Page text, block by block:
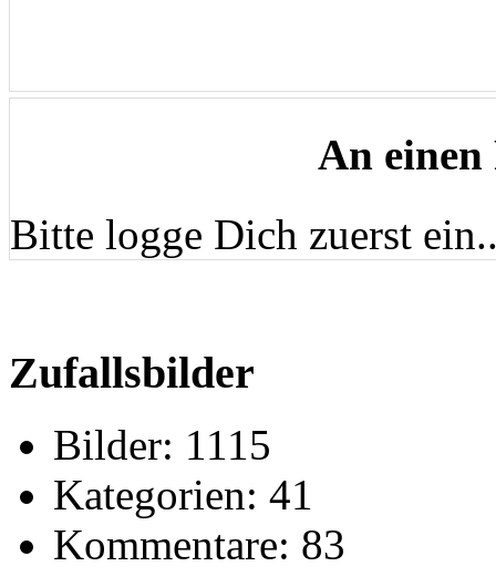
An einen
Bitte logge Dich zuerst
Zufallsbilder
Bilder: 1115
Kategorien: 41
Kommentare: 83